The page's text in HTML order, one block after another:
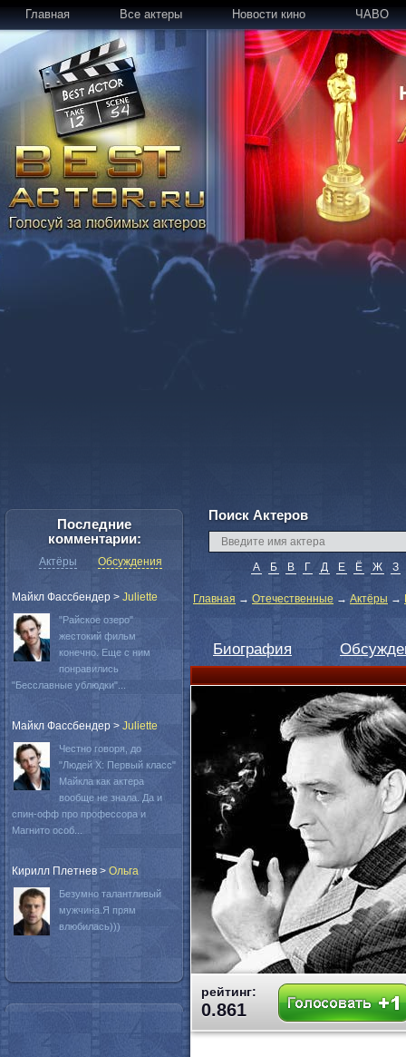
Главная Все актеры Новости кино ЧАВО
Поиск Актеров
А Б В Г Д Е Ё Ж З
Главная → Отечественные → Актёры →
Биография
рейтинг:
0.861
Последние
комментарии:
Актёры Обсуждения
Майкл Фассбендер > Juliette
"Райское озеро"
жестокий фильм
конечно. Еще с ним
понравились
"Бесславные ублюдки"...
Майкл Фассбендер > Juliette
Честно говоря, до
"Людей Х: Первый класс"
Майкла как актера
вообще не знала. Да и
спин-офф про профессора и
Магнито особ...
Кирилл Плетнев > Oльга
Безумно талантливый
мужчина.Я прям
влюбилась)))